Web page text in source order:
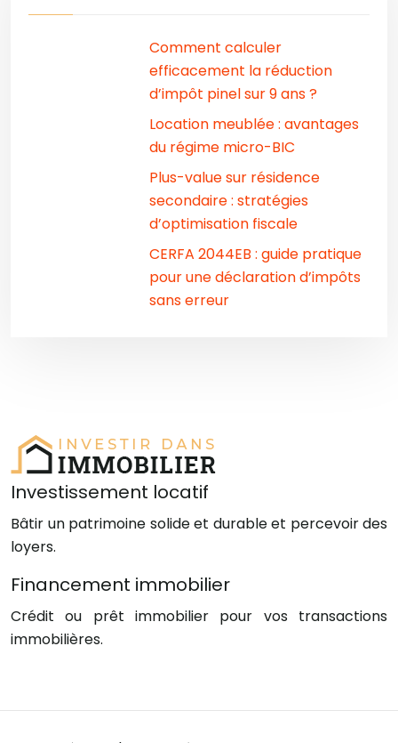
Comment calculer
efficacement la réduction
d’impôt pinel sur 9 ans ?
Location meublée : avantages
du régime micro-BIC
Plus-value sur résidence
secondaire : stratégies
d’optimisation fiscale
CERFA 2044EB : guide pratique
pour une déclaration d’impôts
sans erreur
Investissement locatif
Bâtir un patrimoine solide et durable et percevoir des
loyers.
Financement immobilier
Crédit ou prêt immobilier pour vos transactions
immobilières.